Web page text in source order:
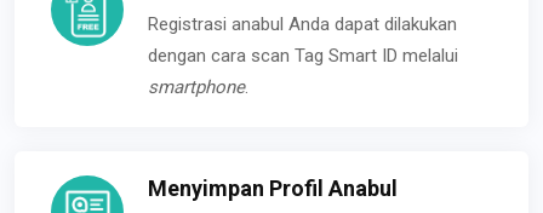
Registrasi anabul Anda dapat dilakukan
dengan cara scan Tag Smart ID melalui
smartphone.
Menyimpan Profil Anabul